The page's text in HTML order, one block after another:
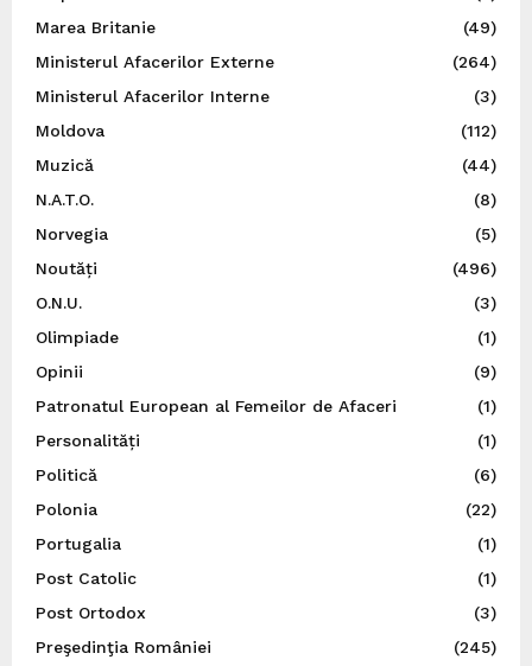
Marea Britanie
(49)
Ministerul Afacerilor Externe
(264)
Ministerul Afacerilor Interne
(3)
Moldova
(112)
Muzică
(44)
N.A.T.O.
(8)
Norvegia
(5)
Noutăți
(496)
O.N.U.
(3)
Olimpiade
(1)
Opinii
(9)
Patronatul European al Femeilor de Afaceri
(1)
Personalități
(1)
Politică
(6)
Polonia
(22)
Portugalia
(1)
Post Catolic
(1)
Post Ortodox
(3)
Preşedinţia României
(245)